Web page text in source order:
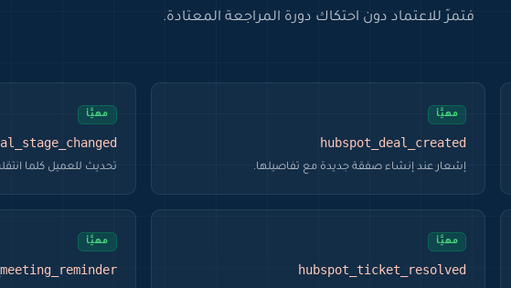
فتمرّ للاعتماد دون احتكاك دورة المراجعة المعتادة.
مهيَّأ
hubspot_deal_created
إشعار عند إنشاء صفقة جديدة مع تفاصيلها.
مهيَّأ
تحديث للعميل كلما
مهيَّأ
hubspot_ticket_resolved
مهيَّأ